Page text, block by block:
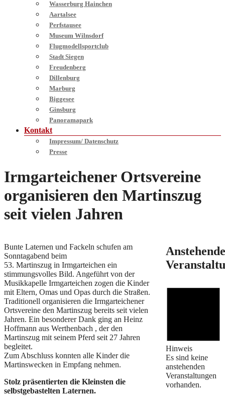
Wasserburg Hainchen
Aartalsee
Perfstausee
Museum Wilnsdorf
Flugmodellsportclub
Stadt Siegen
Freudenberg
Dillenburg
Marburg
Biggesee
Ginsburg
Panoramapark
Kontakt
Impressum/ Datenschutz
Presse
Irmgarteichener Ortsvereine
organisieren den Martinszug
seit vielen Jahren
Bunte Laternen und Fackeln schufen am
Sonntagabend beim
53. Martinszug in Irmgarteichen ein
stimmungsvolles Bild. Angeführt von der
Musikkapelle Irmgarteichen zogen die Kinder
mit Eltern, Omas und Opas durch die Straßen.
Traditionell organisieren die Irmgarteichener
Ortsvereine den Martinszug bereits seit vielen
Jahren. Ein besonderer Dank ging an Heinz
Hoffmann aus Werthenbach , der den
Martinszug mit seinem Pferd seit 27 Jahren
begleitet.
Zum Abschluss konnten alle Kinder die
Martinswecken in Empfang nehmen.
Stolz präsentierten die Kleinsten die
selbstgebastelten Laternen.
Anstehende
Hinweis
Es sind keine
anstehenden
Veranstaltungen
vorhanden.